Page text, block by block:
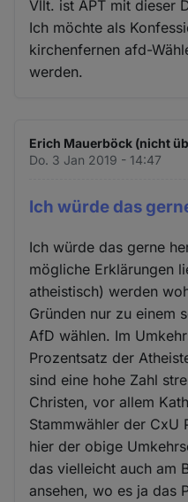
Vllt. ist APT mit dieser
Ich möchte als
kirchenfernen afd-
werden.
Erich Mauerböck (nicht
Do. 3 Jan 2019 - 14:47
Ich würde das
Ich würde das gerne
mögliche Erklärungen
atheistisch) werden
Gründen nur zu einem
AfD wählen. Im
Prozentsatz der
sind eine hohe Zahl
Christen, vor allem
Stammwähler der CxU
hier der obige
das vielleicht auch am
ansehen, wo es ja das